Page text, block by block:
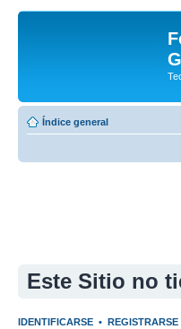
Índice general
Este Sitio no
IDENTIFICARSE • REGISTRARSE